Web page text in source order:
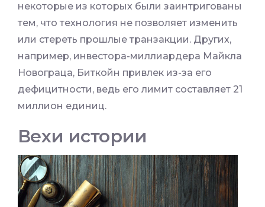
некоторые из которых были заинтригованы
тем, что технология не позволяет изменить
или стереть прошлые транзакции. Других,
например, инвестора-миллиардера Майкла
Новограца, Биткойн привлек из-за его
дефицитности, ведь его лимит составляет 21
миллион единиц.
Вехи истории